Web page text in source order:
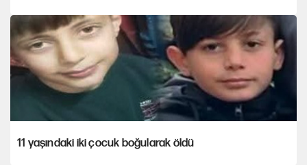
11 yaşındaki iki çocuk boğularak öldü